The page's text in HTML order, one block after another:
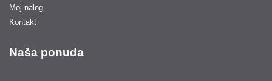
Moj nalog
Kontakt
Naša ponuda